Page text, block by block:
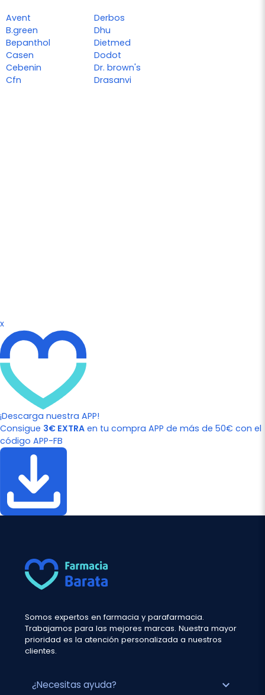
Avent
B.green
Bepanthol
Casen
Cebenin
Cfn
Derbos
Dhu
Dietmed
Dodot
Dr. brown's
Drasanvi
x
¡Descarga nuestra APP!
Consigue 3€ EXTRA en tu compra APP de más de 50€ con el
código APP-FB
Somos expertos en farmacia y parafarmacia.
Trabajamos para las mejores marcas. Nuestra mayor
prioridad es la atención personalizada a nuestros
clientes.
¿Necesitas ayuda? expand_more